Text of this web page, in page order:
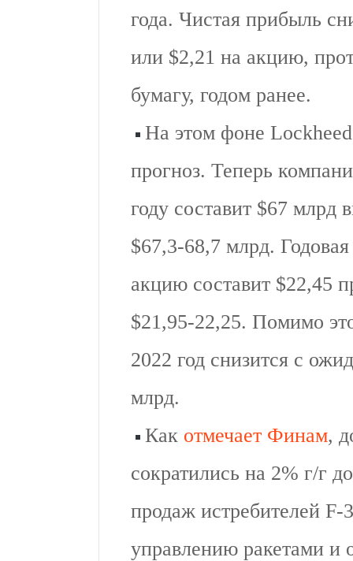
года. Чистая прибыль
или $2,21 на акцию,
бумагу, годом ранее.
На этом фоне
прогноз. Теперь
году составит $67 млрд
$67,3-68,7 млрд.
акцию составит $22,45
$21,95-22,25. Помимо
2022 год снизится с
млрд.
Как отмечает Финам,
сократились на 2% г/г
продаж истребителей
управлению ракетами и